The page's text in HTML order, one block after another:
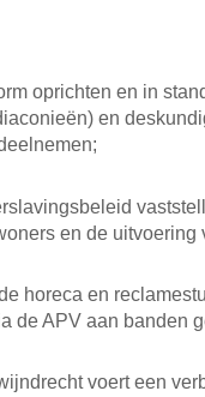
oprichten en in
en
en de uitvoering
horeca en
de APV aan banden
voert een